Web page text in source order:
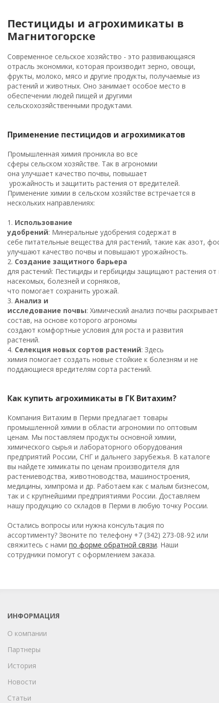
Пестициды и агрохимикаты в
Магнитогорске
Современное сельское хозяйство - это развивающаяся
отрасль экономики, которая производит зерно, овощи,
фрукты, молоко, мясо и другие продукты, получаемые из
растений и животных. Оно занимает особое место в
обеспечении людей пищей и другими
сельскохозяйственными продуктами.
Применение пестицидов и агрохимикатов
Промышленная химия проникла во все
сферы сельском хозяйстве. Так в агрономии
она улучшает качество почвы, повышает
урожайность и защитить растения от вредителей.
Применение химии в сельском хозяйстве встречается в
нескольких направлениях:
1. Использование
удобрений: Минеральные удобрения содержат в
себе питательные вещества для растений, такие как азот,
улучшают качество почвы и повышают урожайность.
2. Создание защитного барьера
для растений: Пестициды и гербициды защищают растения от
насекомых, болезней и сорняков,
что помогает сохранить урожай.
3. Анализ и
исследование почвы: Химический анализ почвы
состав, на основе которого агрономы
создают комфортные условия для роста и развития
растений.
4. Селекция новых сортов растений: Здесь
химия помогает создать новые стойкие к болезням и не
поддающиеся вредителям сорта растений.
Как купить агрохимикаты в ГК Витахим?
Компания Витахим в Перми предлагает товары
промышленной химии в области агрономии по оптовым
ценам. Мы поставляем продукты основной химии,
химического сырья и лабораторного оборудования
предприятий России, СНГ и дальнего зарубежья. В каталоге
вы найдете химикаты по ценам производителя для
растениеводства, животноводства, машиностроения,
медицины, химпрома и др. Работаем как с малым бизнесом,
так и с крупнейшими предприятиями России. Доставляем
нашу продукцию со складов в Перми в любую точку России.
Остались вопросы или нужна консультация по
ассортименту? Звоните по телефону +7 (342) 273-08-92 или
свяжитесь с нами по форме обратной связи. Наши
сотрудники помогут с оформлением заказа.
ИНФОРМАЦИЯ
О компании
Партнеры
История
Новости
Статьи